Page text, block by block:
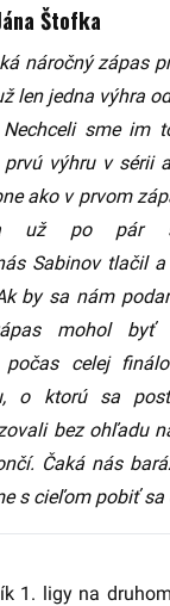
Štofka
náročný zápas
len jedna výhra
sme im
výhru v sérii
ako v prvom
už po pár
Sabinov tlačil
by sa nám
mohol byť
celej
o ktorú sa
bez ohľadu
Čaká nás
s cieľom pobiť sa
1. ligy na